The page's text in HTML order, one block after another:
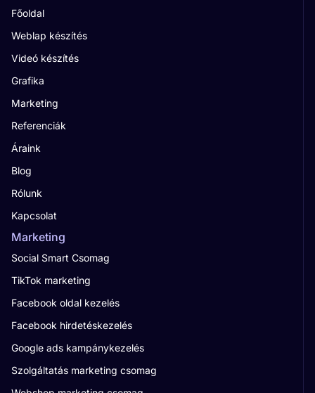
Főoldal
Weblap készítés
Videó készítés
Grafika
Marketing
Referenciák
Áraink
Blog
Rólunk
Kapcsolat
Marketing
Social Smart Csomag
TikTok marketing
Facebook oldal kezelés
Facebook hirdetéskezelés
Google ads kampánykezelés
Szolgáltatás marketing csomag